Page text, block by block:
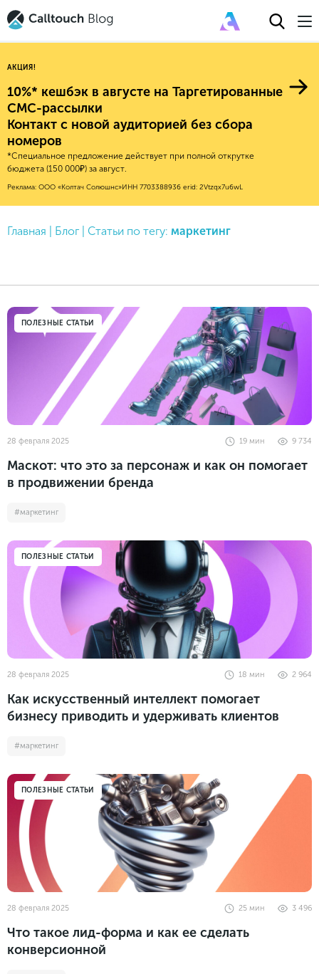
Авторитейл
Финансы
Е-коммерс
Недвижимость
Бьюти
Услуги
Фитнес
2025
2024
2022
2020
2019
2018
2016
Новые продукты
Эксплейнеры
Обновления продуктов Calltouch
Обучение работы с инструментами
Индекс здоровья российского
бизнеса
Привлечение
Конверсия
Процессы и управление
Финансы и бухгалтерия
Законы и документы
Старт и идеи
Инструменты и сервисы
Продажи и маркетплейсы
Словарь маркетолога
Тесты
АКЦИЯ!
10%* кешбэк в августе на Таргетированные
СМС-рассылки
Контакт с новой аудиторией без сбора
номеров
*Специальное предложение действует при полной открутке
бюджета (150 000₽) за август.
Реклама: ООО «Колтач Солюшнс»ИНН 7703388936 erid: 2Vtzqx7u6wL
Главная Блог Статьи по тегу: маркетинг
ПОЛЕЗНЫЕ СТАТЬИ
28 февраля 2025 9 734
19 мин
Маскот: что это за персонаж и как он помогает
в продвижении бренда
#маркетинг
ПОЛЕЗНЫЕ СТАТЬИ
28 февраля 2025 2 964
18 мин
Как искусственный интеллект помогает
бизнесу приводить и удерживать клиентов
#маркетинг
ПОЛЕЗНЫЕ СТАТЬИ
28 февраля 2025 3 496
25 мин
Что такое лид-форма и как ее сделать
конверсионной